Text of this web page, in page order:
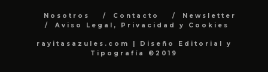
Nosotros Contacto
Newsletter
Aviso Legal, Privacidad y Cookies
rayitasazules.com | Diseño Editorial y
Tipografía ©2019